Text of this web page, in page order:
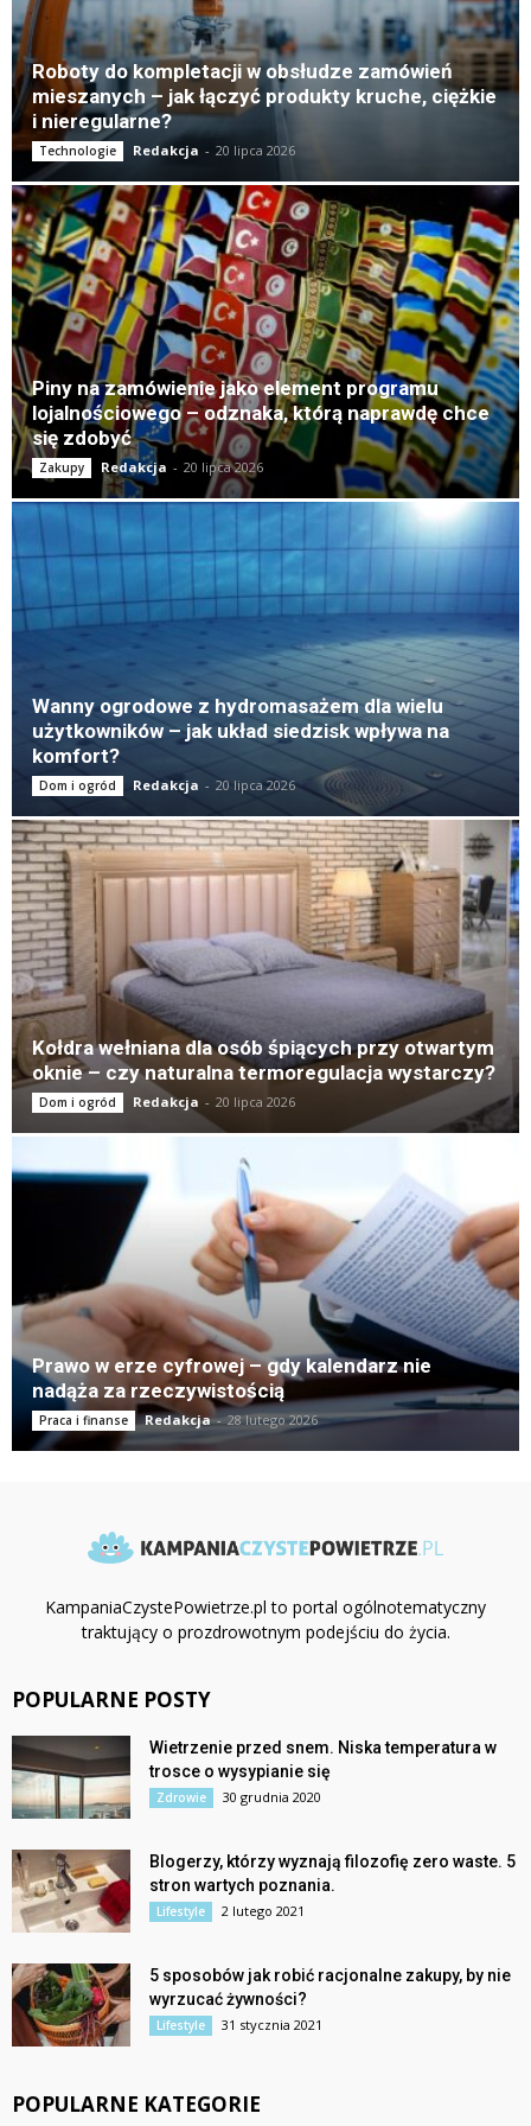
Roboty do kompletacji w obsłudze zamówień
mieszanych – jak łączyć produkty kruche, ciężkie
i nieregularne?
Technologie Redakcja - 20 lipca 2026
Piny na zamówienie jako element programu
lojalnościowego – odznaka, którą naprawdę chce
się zdobyć
Zakupy Redakcja - 20 lipca 2026
Wanny ogrodowe z hydromasażem dla wielu
użytkowników – jak układ siedzisk wpływa na
komfort?
Dom i ogród Redakcja - 20 lipca 2026
Kołdra wełniana dla osób śpiących przy otwartym
oknie – czy naturalna termoregulacja wystarczy?
Dom i ogród Redakcja - 20 lipca 2026
Prawo w erze cyfrowej – gdy kalendarz nie
nadąża za rzeczywistością
Praca i finanse Redakcja - 28 lutego 2026
KampaniaCzystePowietrze.pl to portal ogólnotematyczny
traktujący o prozdrowotnym podejściu do życia.
POPULARNE POSTY
Wietrzenie przed snem. Niska temperatura w
trosce o wysypianie się
Zdrowie 30 grudnia 2020
Blogerzy, którzy wyznają filozofię zero waste. 5
stron wartych poznania.
Lifestyle 2 lutego 2021
5 sposobów jak robić racjonalne zakupy, by nie
wyrzucać żywności?
Lifestyle 31 stycznia 2021
POPULARNE KATEGORIE